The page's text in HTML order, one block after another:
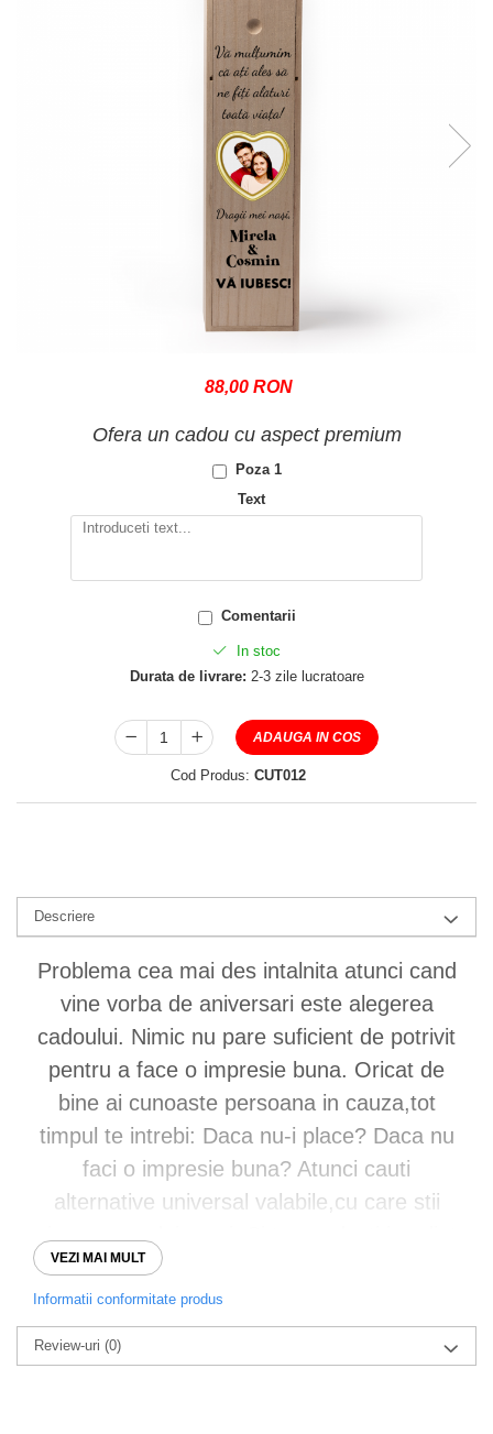
88,00 RON
Ofera un cadou cu aspect premium
Poza 1
Text
Comentarii
In stoc
Durata de livrare: 2-3 zile lucratoare
ADAUGA IN COS
Cod Produs: CUT012
Descriere
Problema cea mai des intalnita atunci cand
vine vorba de aniversari este alegerea
cadoului. Nimic nu pare suficient de potrivit
pentru a face o impresie buna. Oricat de
bine ai cunoaste persoana in cauza,tot
timpul te intrebi: Daca nu-i place? Daca nu
faci o impresie buna? Atunci cauti
alternative universal valabile,cu care stii
sigur ca nu dai gresi. Si te gandesti imediat
la clasica sticla de vin. Un vin bun merita
toata atentia. De cele mai multe ori gustam
cu ochii,iar anticiparea primei inghitituri din
vinul oferit de tine va fi amplificata la
VEZI MAI MULT
Informatii conformitate produs
Review-uri (0)